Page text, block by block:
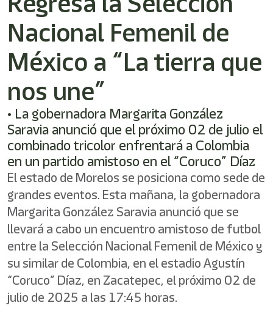
activates
the
screen
help
you
navigate
and
interact
with
the
content.
Nacional Femenil de
México a “La tierra que
nos une”
• La gobernadora Margarita González
Saravia anunció que el próximo 02 de julio el
combinado tricolor enfrentará a Colombia
en un partido amistoso en el “Coruco” Díaz
El estado de Morelos se posiciona como sede de
grandes eventos. Esta mañana, la gobernadora
Margarita González Saravia anunció que se
llevará a cabo un encuentro amistoso de futbol
entre la Selección Nacional Femenil de México y
su similar de Colombia, en el estadio Agustín
“Coruco” Díaz, en Zacatepec, el próximo 02 de
julio de 2025 a las 17:45 horas.